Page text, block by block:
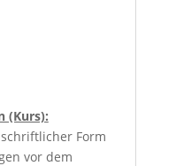
(Kurs):
Form
vor dem